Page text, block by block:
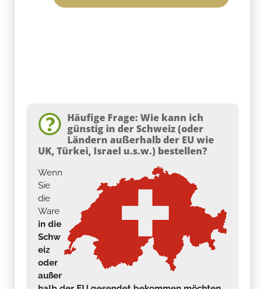
Häufige Frage: Wie kann ich
günstig in der Schweiz (oder
Ländern außerhalb der EU wie
UK, Türkei, Israel u.s.w.) bestellen?
Wenn
Sie
die
Ware
in die
Schw
eiz
oder
außer